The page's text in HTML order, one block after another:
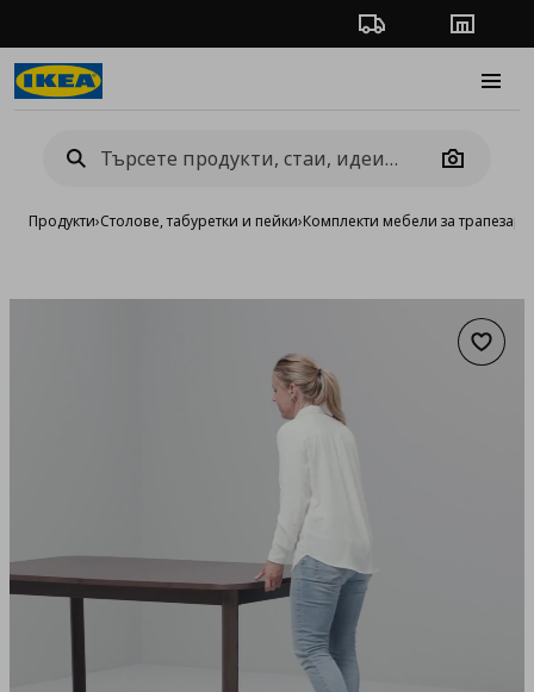
Проследяване на
Camera
Продукти›Столове, табуретки и пейки›Комплекти мебели за